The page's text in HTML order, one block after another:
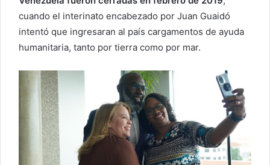
cuando el interinato encabezado por Juan Guaidó
intentó que ingresaran al país cargamentos de ayuda
humanitaria, tanto por tierra como por mar.